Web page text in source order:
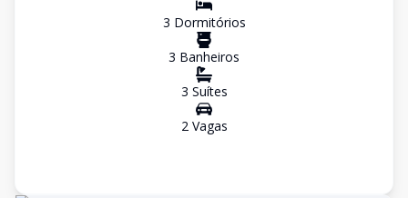
3 Dormitórios
3 Banheiros
3 Suítes
2Vagas